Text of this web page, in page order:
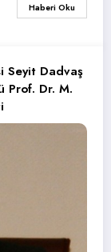
Haberi Oku
Seyit Dadvaş
Prof. Dr. M.